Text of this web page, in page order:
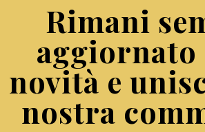
Rimani
aggiornato
novità e
nostra